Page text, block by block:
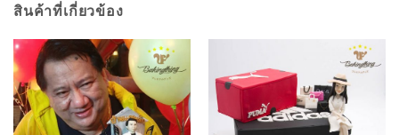
สินค้าที่เกี่ยวข้อง